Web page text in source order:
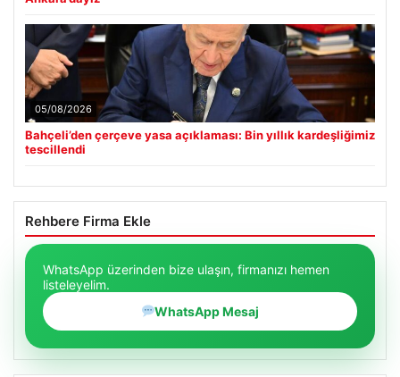
05/08/2026
Bahçeli’den çerçeve yasa açıklaması: Bin yıllık kardeşliğimiz
tescillendi
Rehbere Firma Ekle
WhatsApp üzerinden bize ulaşın, firmanızı hemen
listeleyelim.
WhatsApp Mesaj